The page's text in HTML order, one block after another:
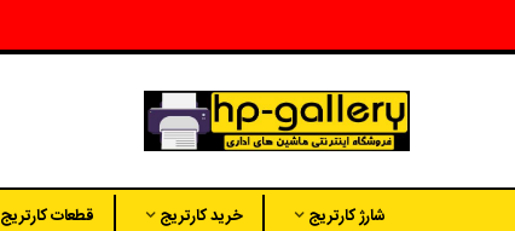
شارژ کارتریج خرید کارتریج قطعات کارتریج